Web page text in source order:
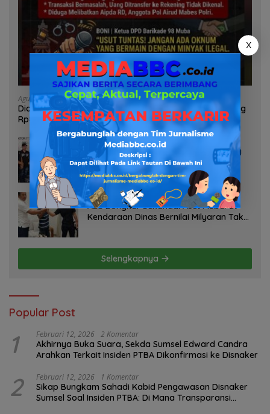
Agustus 6, 2026
Diduga Oknum Pol Airud Jadi Broker Minyak Ilegal, Uang
Rp88 Juta Milik Toke Muba Hilang Tanpa Jejak
Agustus 6, 2026
Soroti Dugaan Pelanggaran Tambang
PT BSPC, Koalisi Aktivis Sumsel Beri
Tenggat 1 Minggu ke Pemerintah
Agustus 5, 2026
ABS Bongkar Sekandal Aset Muba! 29
Kendaraan Dinas Bernilai Milyaran Tak
Selengkapnya
Popular Post
1 Februari 12, 2026 2 Komentar
Akhirnya Buka Suara, Sekda Sumsel Edward Candra
Arahkan Terkait Insiden PTBA Dikonfirmasi ke Disnaker
2 Februari 12, 2026 1 Komentar
Sikap Bungkam Sahadi Kabid Pengawasan Disnaker
Sumsel Soal Insiden PTBA: Di Mana Transparansi
X